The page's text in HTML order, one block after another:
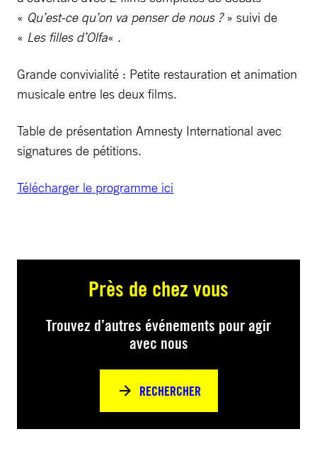
« Qu’est-ce qu’on va penser de nous ?» suivi de
« Les filles d’Olfa« .
Grande convivialité : Petite restauration et animation
musicale entre les deux films.
Table de présentation Amnesty International avec
signatures de pétitions.
Télécharger le programme ici
Près de chez vous
Trouvez d’autres événements pour agir
avec nous
RECHERCHER